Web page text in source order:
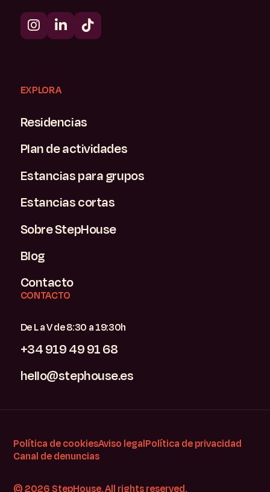
EXPLORA
Residencias
Plan de actividades
Estancias para grupos
Estancias cortas
Sobre StepHouse
Blog
Contacto
CONTACTO
De L a V de 8:30 a 19:30h
+34 919 49 91 68
hello@stephouse.es
Política de cookiesAviso legalPolítica de privacidad
Canal de denuncias
© 2026 StepHouse. All rights reserved.